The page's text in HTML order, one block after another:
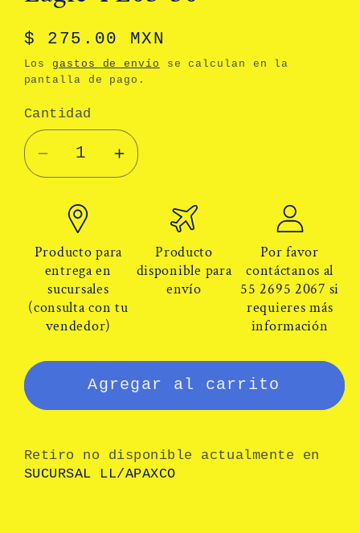
Precio
habitual
$ 275.00 MXN
Los gastos de envío
se calculan en la
pantalla de pago.
Cantidad
Cantidad
Reducir
cantidad
para
Sujetador
De
Herramientas
Banda
Bungee
Golden
Eagle
TL03-
Aumentar
cantidad
Sujetador
De
Herramientas
Banda
Bungee
Eagle
TL03-
Producto para
entrega en
sucursales
(consulta con tu
vendedor)
Producto
disponible para
envío
Por favor
contáctanos al
55 2695 2067 si
requieres más
información
Agregar al carrito
Retiro no disponible actualmente en
SUCURSAL LL/APAXCO